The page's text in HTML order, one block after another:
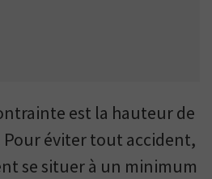
est la hauteur de
éviter tout accident,
se situer à un minimum